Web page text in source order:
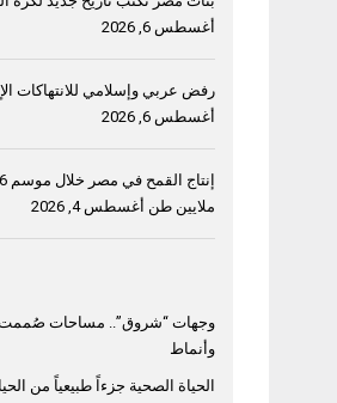
أغسطس 6, 2026
رفض عربي وإسلامي للانتهاكات
أغسطس 6, 2026
ملايين طن أغسطس 4, 2026
وجهات “شروق”.. مساحات صُممت
وأنماط
الحياة الصحية جزءاً طبيعياً من